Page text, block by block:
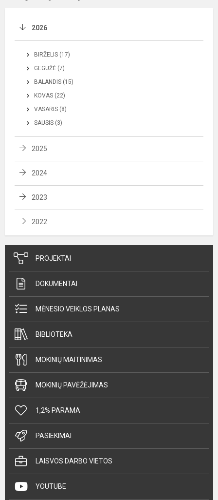
2026
BIRŽELIS (17)
GEGUŽĖ (7)
BALANDIS (15)
KOVAS (22)
VASARIS (8)
SAUSIS (3)
2025
2024
2023
2022
PROJEKTAI
DOKUMENTAI
MĖNESIO VEIKLOS PLANAS
BIBLIOTEKA
MOKINIŲ MAITINIMAS
MOKINIŲ PAVĖŽĖJIMAS
1,2% PARAMA
PASIEKIMAI
LAISVOS DARBO VIETOS
YOUTUBE